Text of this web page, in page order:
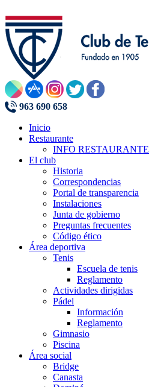
963 690 658
Inicio
Restaurante
INFO RESTAURANTE
El club
Historia
Correspondencias
Portal de transparencia
Instalaciones
Junta de gobierno
Preguntas frecuentes
Código ético
Área deportiva
Tenis
Escuela de tenis
Reglamento
Actividades dirigidas
Pádel
Información
Reglamento
Gimnasio
Piscina
Área social
Bridge
Canasta